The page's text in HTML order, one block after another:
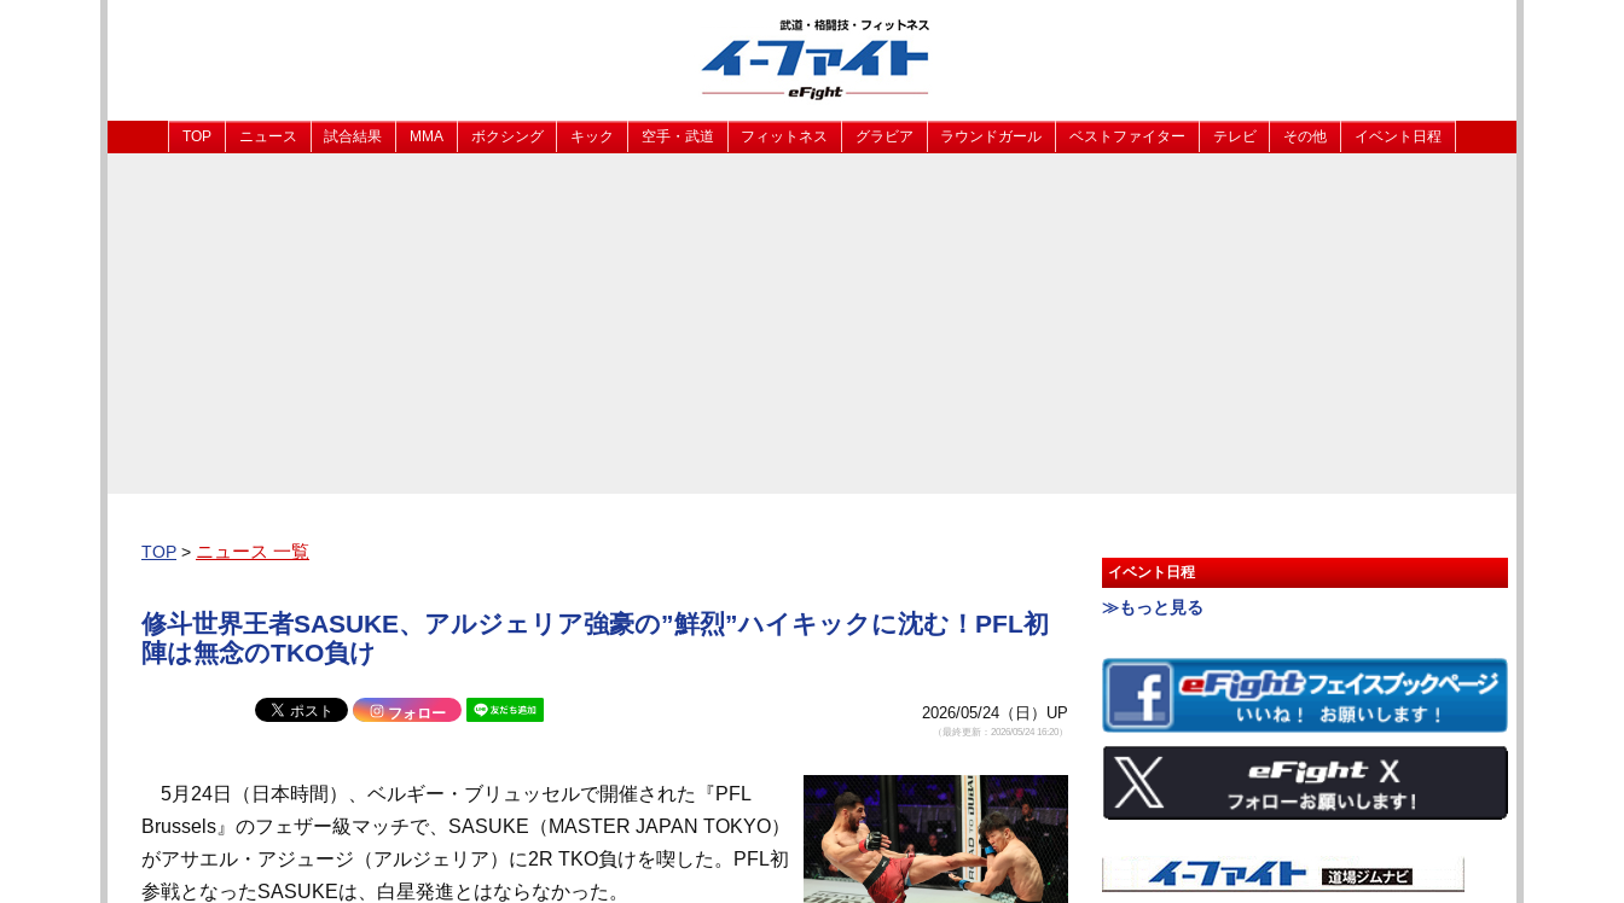
TOP ニュース 試合結果 MMA ボクシング キック 空手・武道 フィットネス グラビア ラウンドガール ベストファイター テレビ その他 イベント日程
TOP > ニュース 一覧
修斗世界王者SASUKE、アルジェリア強豪の”鮮烈”ハイキックに沈む！PFL初
陣は無念のTKO負け
フォロー 2026/05/24（日）UP
（最終更新：2026/05/24 16:20）
5月24日（日本時間）、ベルギー・ブリュッセルで開催された『PFL
Brussels』のフェザー級マッチで、SASUKE（MASTER JAPAN TOKYO）
がアサエル・アジュージ（アルジェリア）に2R TKO負けを喫した。PFL初
参戦となったSASUKEは、白星発進とはならなかった。
イベント日程
≫もっと見る